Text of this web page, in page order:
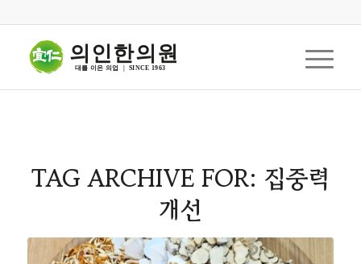
의인한의원
대를 이은 의업  |  SINCE 1963
TAG ARCHIVE FOR: 집중력
개선